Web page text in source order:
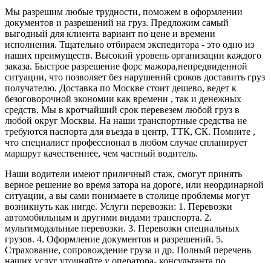
Мы разрешим любые трудности, поможем в оформлении
документов и разрешений на груз. Предложим самый
выгодный для клиента вариант по цене и времени
исполнения. Тщательно отбираем экспедитора - это одно из
наших преимуществ. Высокий уровень организации каждого
заказа. Быстрое разрешение форс мажора,непредвиденной
ситуации, что позволяет без нарушений сроков доставить груз
получателю. Доставка по Москве стоит дешево, ведет к
безоговорочной экономии как времени , так и денежных
средств. Мы в кротчайший срок перевезем любой груз в
любой округ Москвы. На наши транспортные средства не
требуются паспорта для въезда в центр, ТТК, СК. Помните ,
что специалист профессионал в любом случае спланирует
маршрут качественнее, чем частный водитель.
Наши водители имеют приличный стаж, смогут принять
верное решение во время затора на дороге, или неординарной
ситуации, а вы сами понимаете в столице проблемы могут
возникнуть как нигде. Услуги перевозки: 1. Перевозки
автомобильным и другими видами транспорта. 2.
мультимодальные перевозки. 3. Перевозки специальных
грузов. 4. Оформление документов и разрешений. 5.
Страхование, сопровождение груза и др. Полный перечень